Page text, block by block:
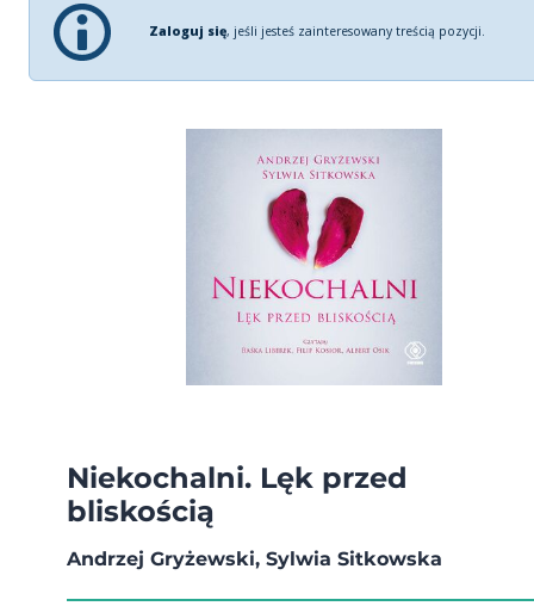
Zaloguj się, jeśli jesteś zainteresowany treścią pozycji.
Niekochalni. Lęk przed
bliskością
Andrzej Gryżewski, Sylwia Sitkowska